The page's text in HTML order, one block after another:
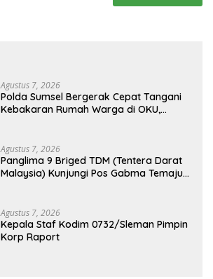
Agustus 7, 2026
Polda Sumsel Bergerak Cepat Tangani
Kebakaran Rumah Warga di OKU,
Agustus 7, 2026
Panglima 9 Briged TDM (Tentera Darat
Malaysia) Kunjungi Pos Gabma Temajuk
Agustus 7, 2026
Kepala Staf Kodim 0732/Sleman Pimpin
Korp Raport